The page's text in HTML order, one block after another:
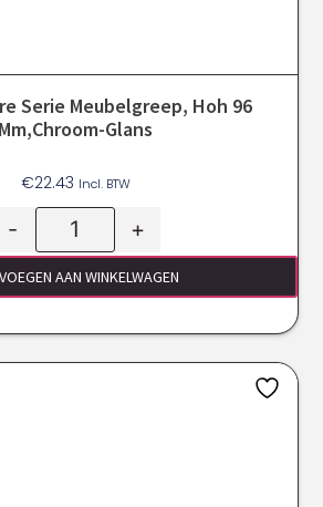
Serie Meubelgreep, Hoh 96
Mm,Chroom-Glans
€22.43 Incl. BTW
- +
AAN WINKELWAGEN